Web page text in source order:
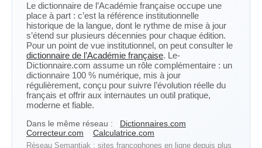
Le dictionnaire de l’Académie française occupe une
place à part : c’est la référence institutionnelle
historique de la langue, dont le rythme de mise à jour
s’étend sur plusieurs décennies pour chaque édition.
Pour un point de vue institutionnel, on peut consulter le
dictionnaire de l’Académie française. Le-
Dictionnaire.com assume un rôle complémentaire : un
dictionnaire 100 % numérique, mis à jour
régulièrement, conçu pour suivre l’évolution réelle du
français et offrir aux internautes un outil pratique,
moderne et fiable.
Dans le même réseau :
Dictionnaires.com
Correcteur.com
Calculatrice.com
Réseau Semantiak : sites francophones en ligne depuis plus